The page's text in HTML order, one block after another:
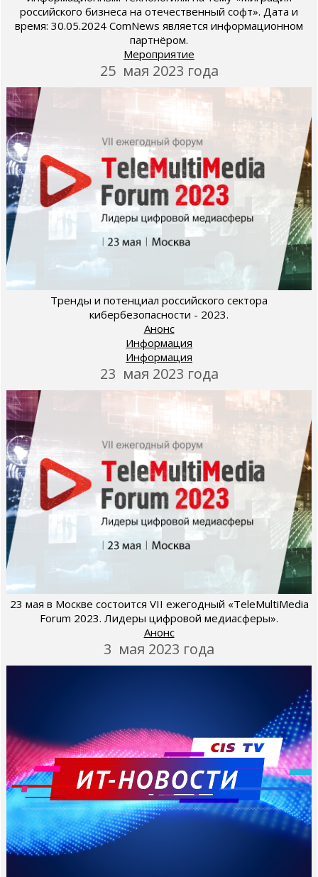
российского бизнеса на отечественный софт». Дата и
время: 30.05.2024 ComNews является информационном
партнёром.
Мероприятие
25 мая 2023 года
Тренды и потенциал российского сектора
кибербезопасности - 2023.
Анонс
Информация
Информация
23 мая 2023 года
23 мая в Москве состоится VII ежегодный «TeleMultiMedia
Forum 2023. Лидеры цифровой медиасферы».
Анонс
3 мая 2023 года